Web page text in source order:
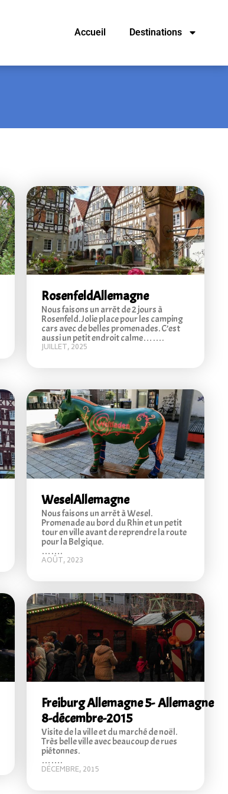
Accueil Destinations
RosenfeldAllemagne
Nous faisons un arrêt de 2 jours à
Rosenfeld. Jolie place pour les camping
cars avec de belles promenades. C’est
aussi un petit endroit calme…….
JUILLET, 2025
WeselAllemagne
Nous faisons un arrêt à Wesel.
Promenade au bord du Rhin et un petit
tour en ville avant de reprendre la route
pour la Belgique.
…….
AOÛT, 2023
Freiburg Allemagne 5-
8-décembre-2015
Allemagne
Visite de la ville et du marché de noël.
Très belle ville avec beaucoup de rues
piétonnes.
…….
DÉCEMBRE, 2015